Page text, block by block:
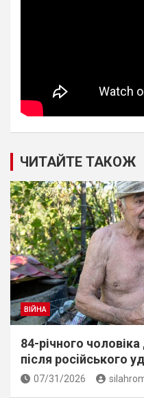
ЧИТАЙТЕ ТАКОЖ
ВІЙНА
84-річного
пiсля росiйського
07/31/2026